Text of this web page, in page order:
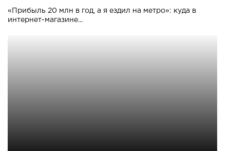
«Прибыль 20 млн в год, а я ездил на метро»: куда в
интернет-магазине...